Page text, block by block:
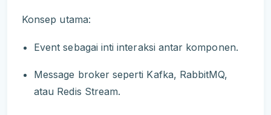
Konsep utama:
Event sebagai inti interaksi antar komponen.
Message broker seperti Kafka, RabbitMQ,
atau Redis Stream.